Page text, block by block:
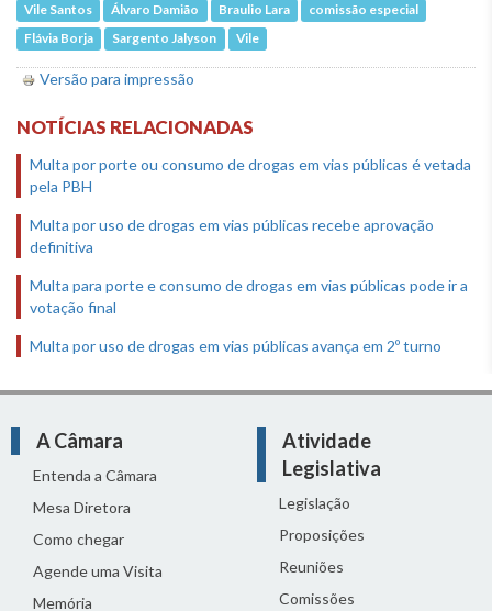
Vile Santos Álvaro Damião Braulio Lara
comissão especial
Flávia Borja
Sargento Jalyson Vile
Versão para impressão
NOTÍCIAS RELACIONADAS
Multa por porte ou consumo de drogas em vias públicas é vetada
pela PBH
Multa por uso de drogas em vias públicas recebe aprovação
definitiva
Multa para porte e consumo de drogas em vias públicas pode ir a
votação final
Multa por uso de drogas em vias públicas avança em 2º turno
A Câmara
Entenda a Câmara
Mesa Diretora
Como chegar
Agende uma Visita
Memória
Atividade
Legislativa
Legislação
Proposições
Reuniões
Comissões